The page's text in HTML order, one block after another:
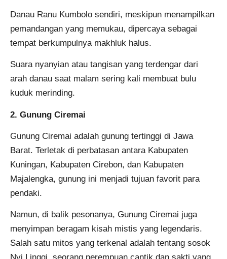
Danau Ranu Kumbolo sendiri, meskipun menampilkan
pemandangan yang memukau, dipercaya sebagai
tempat berkumpulnya makhluk halus.
Suara nyanyian atau tangisan yang terdengar dari
arah danau saat malam sering kali membuat bulu
kuduk merinding.
2. Gunung Ciremai
Gunung Ciremai adalah gunung tertinggi di Jawa
Barat. Terletak di perbatasan antara Kabupaten
Kuningan, Kabupaten Cirebon, dan Kabupaten
Majalengka, gunung ini menjadi tujuan favorit para
pendaki.
Namun, di balik pesonanya, Gunung Ciremai juga
menyimpan beragam kisah mistis yang legendaris.
Salah satu mitos yang terkenal adalah tentang sosok